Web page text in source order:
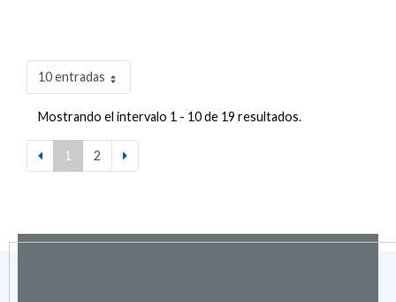
10 entradas
Mostrando el intervalo 1 - 10 de 19 resultados.
1 2